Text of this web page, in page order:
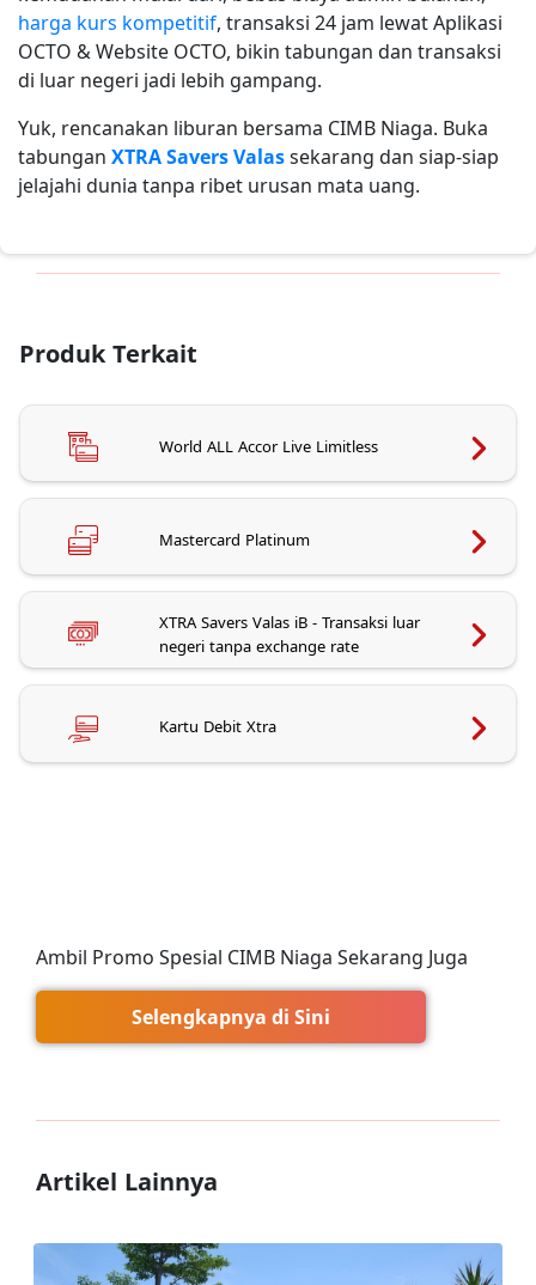
harga kurs kompetitif, transaksi 24 jam lewat Aplikasi
OCTO & Website OCTO, bikin tabungan dan transaksi
di luar negeri jadi lebih gampang.
Yuk, rencanakan liburan bersama CIMB Niaga. Buka
tabungan XTRA Savers Valassekarang dan siap-siap
jelajahi dunia tanpa ribet urusan mata uang.
Produk Terkait
World ALL Accor Live Limitless
Mastercard Platinum
XTRA Savers Valas iB - Transaksi luar
negeri tanpa exchange rate
Kartu Debit Xtra
Ambil Promo Spesial CIMB Niaga Sekarang Juga
Selengkapnya di Sini
Artikel Lainnya